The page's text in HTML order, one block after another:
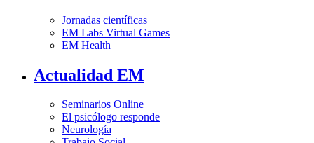
Jornadas científicas
EM Labs Virtual Games
EM Health
Actualidad EM
Seminarios Online
El psicólogo responde
Neurología